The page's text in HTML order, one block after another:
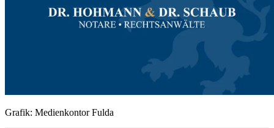
Grafik: Medienkontor Fulda